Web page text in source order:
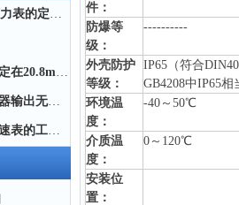
上海仪表四厂Y-150B压力表的定义与功能
为何压力变送器输出固定在20.8mA，如何解决？
如何正确判断光电传感器输出无信号
上海转速表厂离心式转速表的工作原理和使用方法
件：
防爆等
级：
----------
外壳防护
等级：
IP65（符合
GB4208中IP65相
环境温
度：
-40～50℃
介质温
度：
0～120℃
安装位
置：